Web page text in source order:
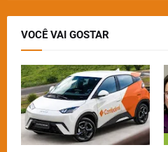
VOCÊ VAI GOSTAR